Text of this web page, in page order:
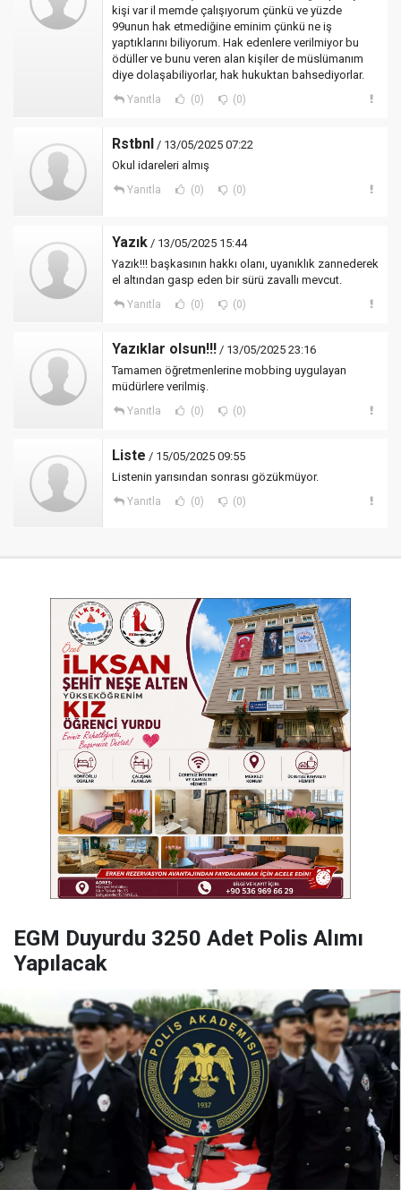
kişi var il memde çalışıyorum çünkü ve yüzde
99unun hak etmediğine eminim çünkü ne iş
yaptıklarını biliyorum. Hak edenlere verilmiyor bu
ödüller ve bunu veren alan kişiler de müslümanım
diye dolaşabiliyorlar, hak hukuktan bahsediyorlar.
Yanıtla (0) (0)
Rstbnl / 13/05/2025 07:22
Okul idareleri almış
Yanıtla (0) (0)
Yazık / 13/05/2025 15:44
Yazık!!! başkasının hakkı olanı, uyanıklık zannederek
el altından gasp eden bir sürü zavallı mevcut.
Yanıtla (0) (0)
Yazıklar olsun!!! / 13/05/2025 23:16
Tamamen öğretmenlerine mobbing uygulayan
müdürlere verilmiş.
Yanıtla (0) (0)
Liste / 15/05/2025 09:55
Listenin yarısından sonrası gözükmüyor.
Yanıtla (0) (0)
EGM Duyurdu 3250 Adet Polis Alımı
Yapılacak